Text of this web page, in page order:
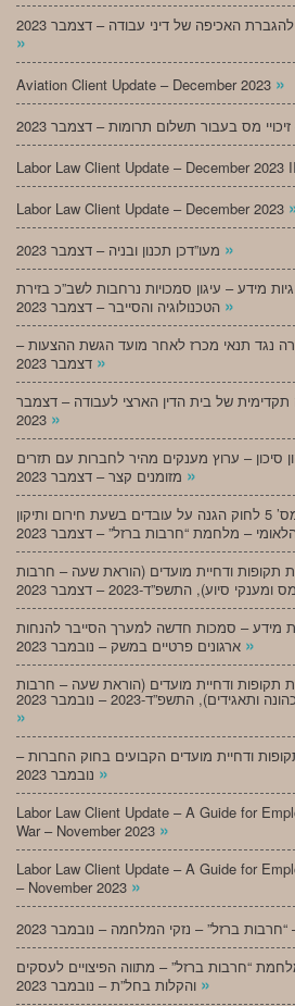
האכיפה של דיני עבודה – דצמבר 2023
»
Aviation Client Update – December 2023 »
Labor Law Client Update – December 2023 II
Labor Law Client Update – December 2023
»
מידע – עיגון סמכויות נרחבות לשב”כ בזירת
»
נגד תנאי מכרז לאחר מועד הגשת ההצעות –
»
תקדימית של בית הדין הארצי לעבודה – דצמבר
»
סיכון – ערוץ מענקים מהיר לחברות עם תזרים
»
מעו”דכן יחסי עבודה – תיקון מס’ 5 לחוק הגנה על עובדים בשעת חירום ותיקון
תקופות ודחיית מועדים (הוראת שעה – חרבות
מידע – סמכות חדשה למערך הסייבר להנחות
»
תקופות ודחיית מועדים (הוראת שעה – חרבות
התשפ”ד-2023 – נובמבר 2023
»
ודחיית מועדים הקבועים בחוק החברות –
»
Labor Law Client Update – A Guide for
War – November 2023 »
Labor Law Client Update – A Guide for
– November 2023 »
“חרבות ברזל” – מתווה הפיצויים לעסקים
»